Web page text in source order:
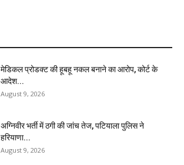
मेडिकल प्रोडक्ट की हूबहू नकल बनाने का आरोप, कोर्ट के
आदेश...
August 9, 2026
अग्निवीर भर्ती में ठगी की जांच तेज, पटियाला पुलिस ने
हरियाणा...
August 9, 2026